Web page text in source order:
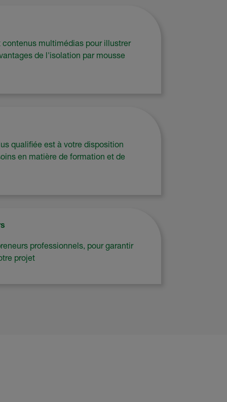
multimédias pour illustrer
de l'isolation par mousse
qualifiée est à votre disposition
en matière de formation et de
professionnels, pour garantir
projet